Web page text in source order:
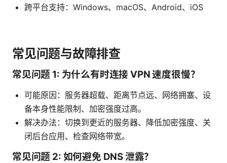
跨平台支持：Windows、macOS、Android、iOS
常见问题与故障排查
常见问题 1: 为什么有时连接 VPN 速度很慢？
可能原因：服务器超载、距离节点远、网络拥塞、设
备本身性能限制、加密强度过高。
解决办法：切换到更近的服务器、降低加密强度、关
闭后台应用、检查网络带宽。
常见问题 2: 如何避免 DNS 泄露？